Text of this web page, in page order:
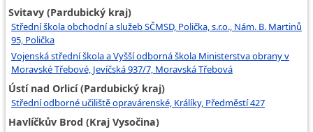
Svitavy (Pardubický kraj)
Střední škola obchodní a služeb SČMSD, Polička, s.r.o., Nám. B. Martinů
95, Polička
Vojenská střední škola a Vyšší odborná škola Ministerstva obrany v
Moravské Třebové, Jevíčská 937/7, Moravská Třebová
Ústí nad Orlicí (Pardubický kraj)
Střední odborné učiliště opravárenské, Králíky, Předměstí 427
Havlíčkův Brod (Kraj Vysočina)